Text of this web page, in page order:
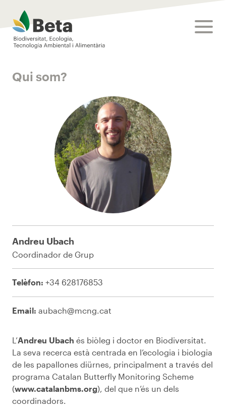
Beta Tech Center
Qui som?
Andreu Ubach
Coordinador de Grup
Telèfon: +34 628176853
Email: aubach@mcng.cat
L’Andreu Ubach és biòleg i doctor en Biodiversitat.
La seva recerca està centrada en l’ecologia i biologia
de les papallones diürnes, principalment a través del
programa Catalan Butterfly Monitoring Scheme
(www.catalanbms.org), del que n’és un dels
coordinadors.